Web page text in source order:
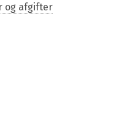
og afgifter